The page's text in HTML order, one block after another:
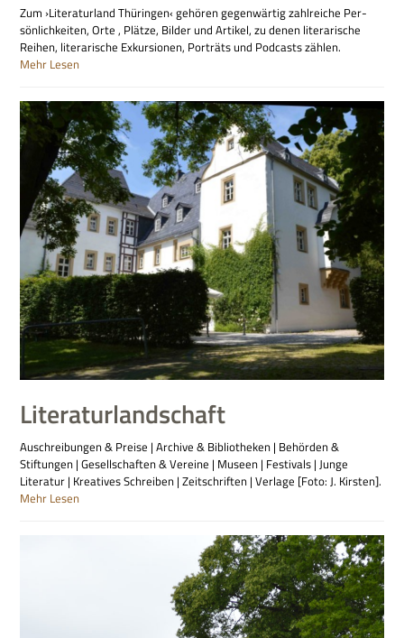
Zum ›Literaturland Thüringen‹ gehören gegenwärtig zahlreiche Per­
sön­lichkei­ten, Orte , Plätze, Bil­der und Arti­kel, zu denen literarische
Reihen, literarische Exkursionen, Porträts und Podcasts zählen.
Mehr Lesen
Literaturlandschaft
Auschreibungen & Preise | Archive & Bibliotheken | Behörden &
Stiftungen | Gesellschaften & Vereine | Museen | Festivals | Junge
Literatur | Kreatives Schreiben | Zeitschriften | Verlage [Foto: J. Kirsten].
Mehr Lesen